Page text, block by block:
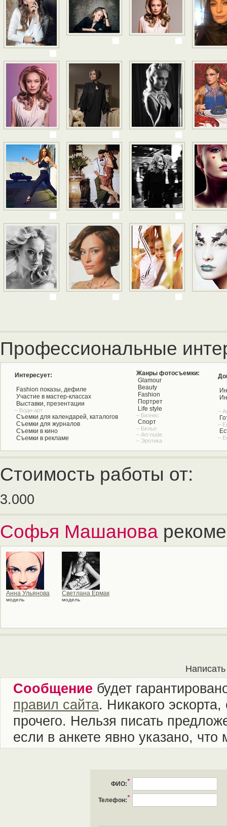
Профессиональные
Интересует:
Fashion показы, дефиле
Участие в мастер-классах
Выставки, презентации
– Боди-арт
Съемки для календарей, каталогов
Съемки для журналов
Съемки в кино
Съемки в рекламе
Жанры фотосъемки:
Glamour
Beauty
Fashion
Портрет
Life style
– Бизнес
Спорт
– Белье
– Art-nude
– Эротика
–
–
–
Стоимость работы от:
3.000
Софья Машанова
Анна Ульянова
модель
Светлана Ермак
модель
Сообщение будет
правил сайта. Никакого
прочего. Нельзя писать
если в анкете явно указано,
ФИО:*
Телефон:*